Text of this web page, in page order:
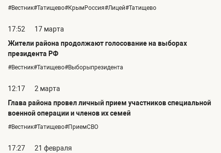
#Вестник#Татищево#КрымРоссия#Лицей#Татищево
17:52
17 марта
Жители района продолжают голосование на выборах
президента РФ
#Вестник#Татищево#Выборыпрезидента
12:17
2 марта
Глава района провел личный прием участников специальной
военной операции и членов их семей
#Вестник#Татищево#ПриемСВО
17:27
21 февраля